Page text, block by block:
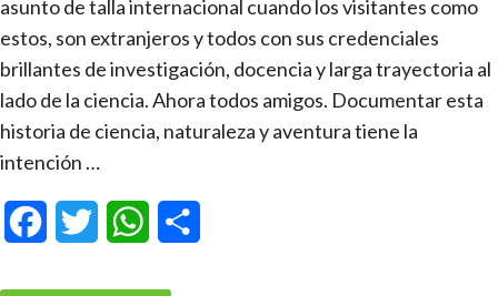
asunto de talla internacional cuando los visitantes como
estos, son extranjeros y todos con sus credenciales
brillantes de investigación, docencia y larga trayectoria al
lado de la ciencia. Ahora todos amigos. Documentar esta
historia de ciencia, naturaleza y aventura tiene la
intención …
FacebookTwitter WhatsApp